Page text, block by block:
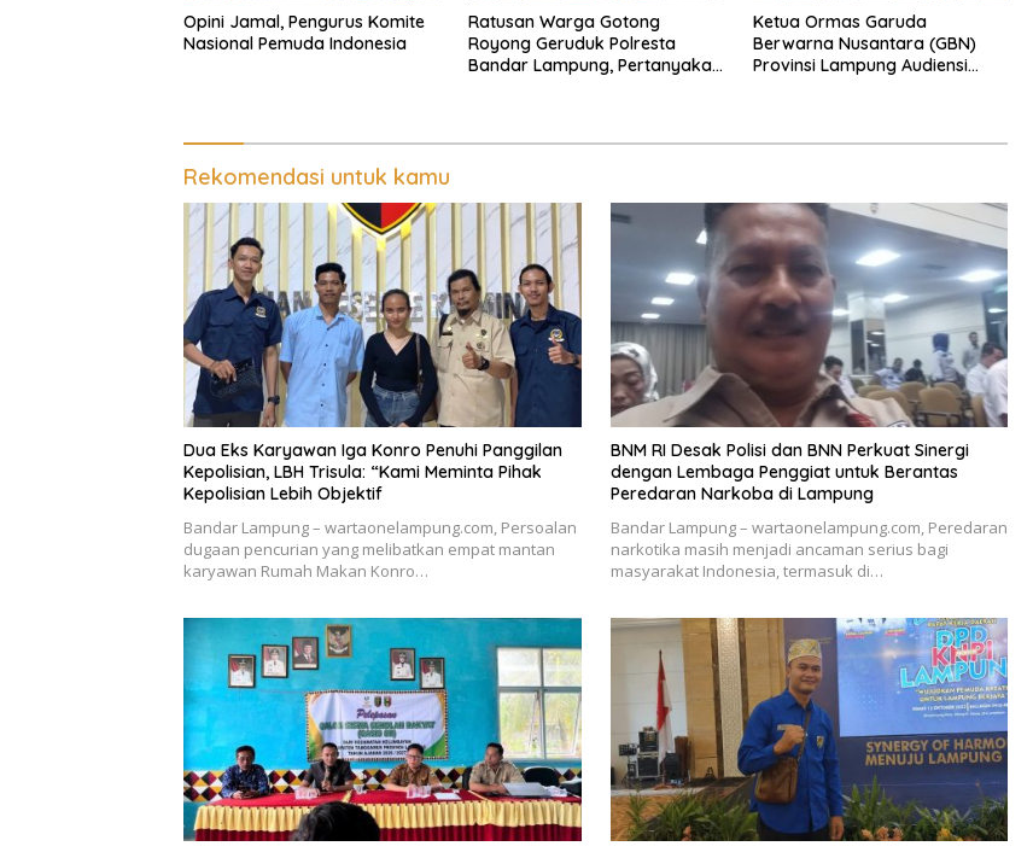
Opini Jamal, Pengurus Komite
Nasional Pemuda Indonesia
Ratusan Warga Gotong
Royong Geruduk Polresta
Bandar Lampung, Pertanyakan
Pemalsuan Sporadik Tanah
Ketua Ormas Garuda
Berwarna Nusantara (GBN)
Provinsi Lampung Audiensi
Rekomendasi untuk kamu
Dua Eks Karyawan Iga Konro Penuhi Panggilan
Kepolisian, LBH Trisula: “Kami Meminta Pihak
Kepolisian Lebih Objektif
Bandar Lampung – wartaonelampung.com, Persoalan
dugaan pencurian yang melibatkan empat mantan
karyawan Rumah Makan Konro…
BNM RI Desak Polisi dan BNN Perkuat Sinergi
dengan Lembaga Penggiat untuk Berantas
Peredaran Narkoba di Lampung
Bandar Lampung – wartaonelampung.com, Peredaran
narkotika masih menjadi ancaman serius bagi
masyarakat Indonesia, termasuk di…